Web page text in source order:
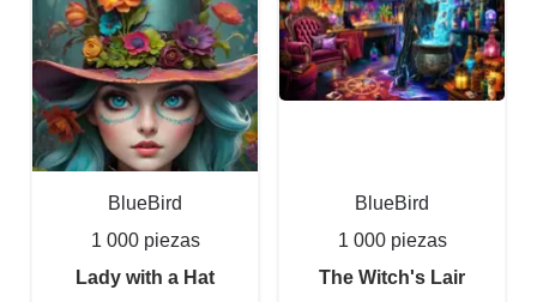
BlueBird
1 000 piezas
Lady with a Hat
BlueBird
1 000 piezas
The Witch's Lair